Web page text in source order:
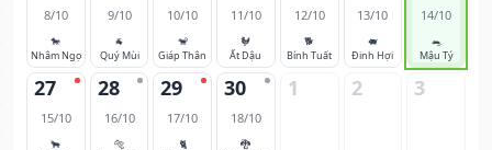
8/10
🐎
Nhâm Ngọ
9/10
🐐
Quý Mùi
10/10
🐒
Giáp Thân
11/10
🐓
Ất Dậu
12/10
🐕
Bính Tuất
13/10
🐖
Đinh Hợi
14/10
🐀
Mậu Tý
27
15/10
🐂
28
16/10
🐅
29
17/10
🐈
30
18/10
🐉
1 2 3